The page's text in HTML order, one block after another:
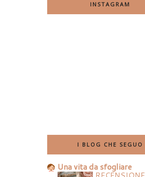
INSTAGRAM
I BLOG CHE SEGUO
Una vita da sfogliare